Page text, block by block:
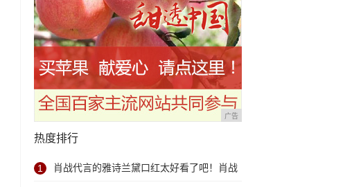
广告
热度排行
1 肖战代言的雅诗兰黛口红太好看了吧！肖战